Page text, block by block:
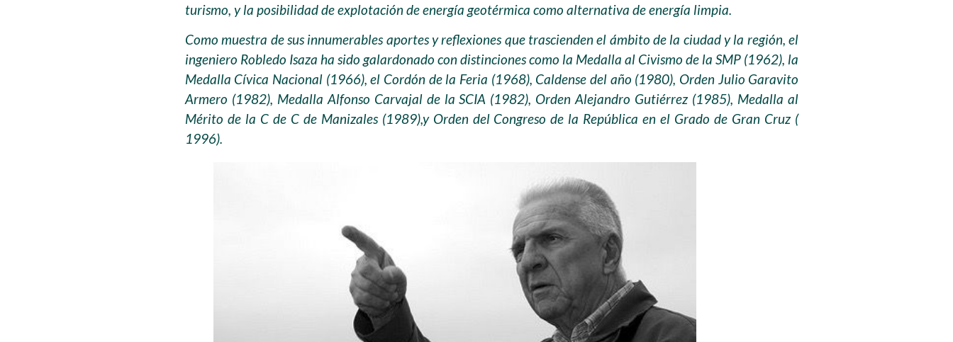
turismo, y la posibilidad de explotación de energía geotérmica como alternativa de energía limpia.
Como muestra de sus innumerables aportes y reflexiones que trascienden el ámbito de la ciudad y la región, el
ingeniero Robledo Isaza ha sido galardonado con distinciones como la Medalla al Civismo de la SMP (1962), la
Medalla Cívica Nacional (1966), el Cordón de la Feria (1968), Caldense del año (1980), Orden Julio Garavito
Armero (1982), Medalla Alfonso Carvajal de la SCIA (1982), Orden Alejandro Gutiérrez (1985), Medalla al
Mérito de la C de C de Manizales (1989),y Orden del Congreso de la República en el Grado de Gran Cruz (
1996).